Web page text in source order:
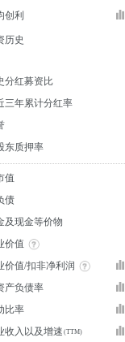
创利
历史
分红募资比
三年累计分红率
东质押率
值
债
及现金等价物
价值
价值/扣非净利润
产负债率
比率
收入以及增速